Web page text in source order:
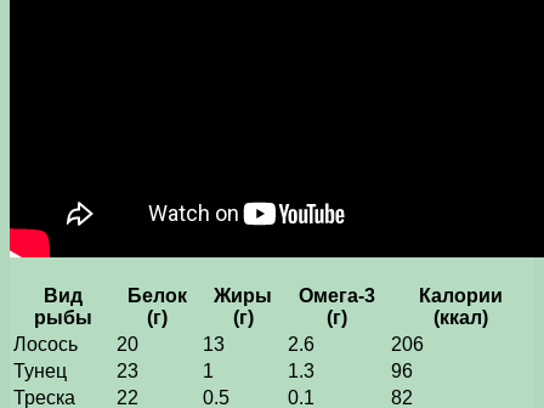
Вид
рыбы
Белок
(г)
Жиры
(г)
Омега-3
(г)
Калории
(ккал)
Лосось
20 13 2.6
206
Тунец
23 1 1.3
96
Треска
22 0.5 0.1 82